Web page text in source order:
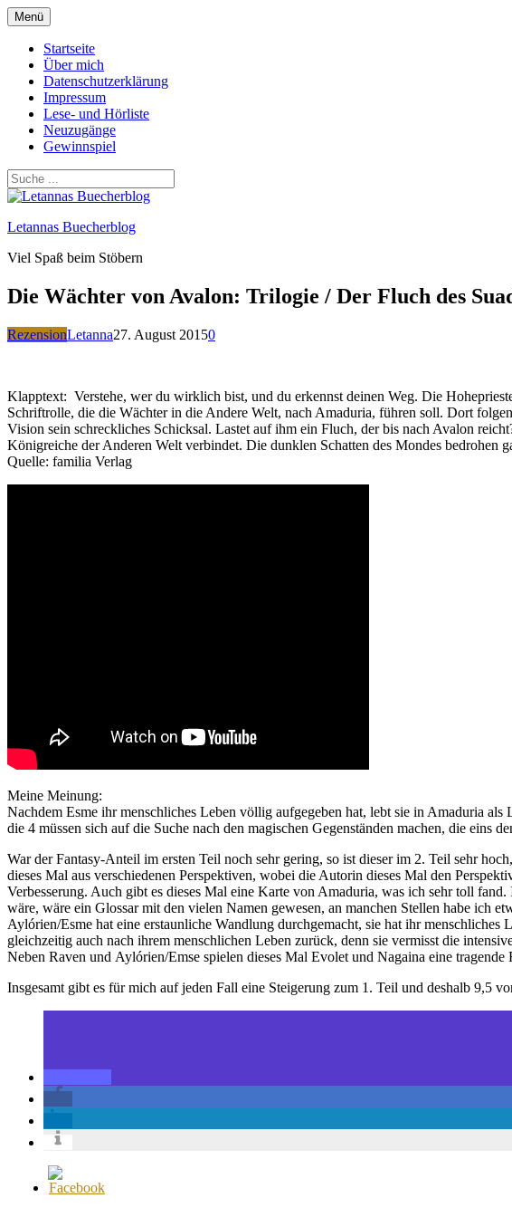
Zum
Inhalt
springen
Menü
Startseite
Über mich
Datenschutzerklärung
Impressum
Lese- und Hörliste
Neuzugänge
Gewinnspiel
Letannas Buecherblog
Viel Spaß beim Stöbern
Die Wächter von Avalon: Trilogie / Der Fluch des
RezensionLetanna27. August 20150
Klapptext: Verstehe, wer du wirklich bist, und du erkennst deinen Weg. Die
Schriftrolle, die die Wächter in die Andere Welt, nach Amaduria, führen soll. Dort
Vision sein schreckliches Schicksal. Lastet auf ihm ein Fluch, der bis nach Avalon
Königreiche der Anderen Welt verbindet. Die dunklen Schatten des Mondes
Quelle: familia Verlag
Meine Meinung:
Nachdem Esme ihr menschliches Leben völlig aufgegeben hat, lebt sie in Amaduria
die 4 müssen sich auf die Suche nach den magischen Gegenständen machen, die
War der Fantasy-Anteil im ersten Teil noch sehr gering, so ist dieser im 2. Teil sehr
dieses Mal aus verschiedenen Perspektiven, wobei die Autorin dieses Mal den
Verbesserung. Auch gibt es dieses Mal eine Karte von Amaduria, was ich sehr toll
wäre, wäre ein Glossar mit den vielen Namen gewesen, an manchen Stellen habe ich
Aylórien/Esme hat eine erstaunliche Wandlung durchgemacht, sie hat ihr
gleichzeitig auch nach ihrem menschlichen Leben zurück, denn sie vermisst die
Neben Raven und Aylórien/Emse spielen dieses Mal Evolet und Nagaina eine
Insgesamt gibt es für mich auf jeden Fall eine Steigerung zum 1. Teil und deshalb 9,5